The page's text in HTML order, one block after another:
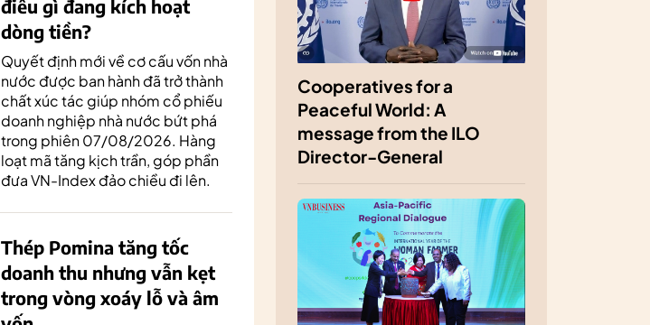
điều gì đang kích hoạt
dòng tiền?
Quyết định mới về cơ cấu vốn nhà
nước được ban hành đã trở thành
chất xúc tác giúp nhóm cổ phiếu
doanh nghiệp nhà nước bứt phá
trong phiên 07/08/2026. Hàng
loạt mã tăng kịch trần, góp phần
đưa VN-Index đảo chiều đi lên.
Thép Pomina tăng tốc
doanh thu nhưng vẫn kẹt
trong vòng xoáy lỗ và âm
Cooperatives for a
Peaceful World: A
message from the ILO
Director-General